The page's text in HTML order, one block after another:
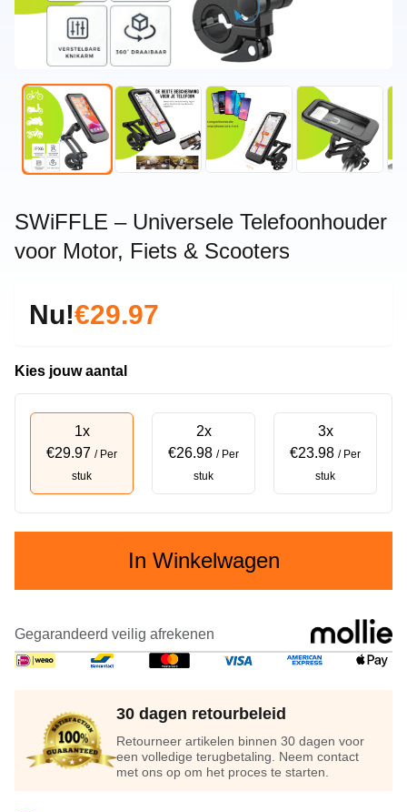
SWiFFLE – Universele Telefoonhouder
voor Motor, Fiets & Scooters
Nu!€29.97
Kies jouw aantal
1x
€29.97 / Per
stuk
2x
€26.98 / Per
stuk
3x
€23.98 / Per
stuk
In Winkelwagen
Gegarandeerd veilig afrekenen
30 dagen retourbeleid
Retourneer artikelen binnen 30 dagen voor
een volledige terugbetaling. Neem contact
met ons op om het proces te starten.